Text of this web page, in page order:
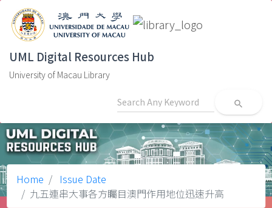
UML Digital Resources Hub
University of Macau Library
search
Home
Issue Date
九五連串大事各方矚目澳門作用地位迅速升高